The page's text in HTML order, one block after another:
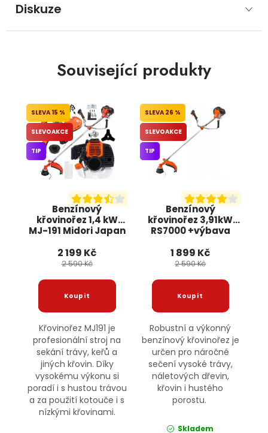
Diskuze
Související produkty
Benzínový
křovinořez 1,4 kW
MJ-191 Midori Japan
15 %
SLEVOAKCE
TIP
2 199 Kč
2 590 Kč
Křovinořez MJ191 je
profesionální stroj na
sekání trávy, keřů a
jiných křovin. Díky
vysokému výkonu si
poradí i s hustou trávou
a za použití kotouče i s
nízkými křovinami.
Benzínový
křovinořez 3,91kW
RS7000 +výbava
26 %
SLEVOAKCE
TIP
1 899 Kč
2 590 Kč
Robustní a výkonný
benzínový křovinořez je
určen pro náročné
sečení vysoké trávy,
náletových dřevin,
křovin i hustého
porostu.
Skladem